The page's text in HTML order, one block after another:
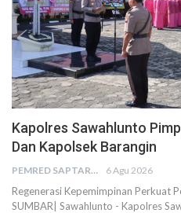
Kapolres Sawahlunto
Dan Kapolsek Barangin
PEMRED SAPTARIUS 6 Agu 2026
Regenerasi Kepemimpinan Perkuat
SUMBAR| Sawahlunto - Kapolres